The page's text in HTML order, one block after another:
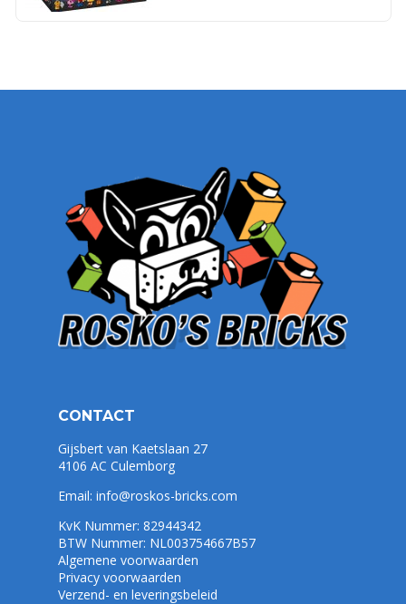
CONTACT
Gijsbert van Kaetslaan 27
4106 AC Culemborg
Email: info@roskos-bricks.com
KvK Nummer: 82944342
BTW Nummer: NL003754667B57
Algemene voorwaarden
Privacy voorwaarden
Verzend- en leveringsbeleid